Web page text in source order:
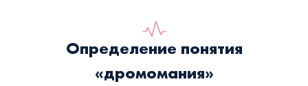
Определение понятия
«дромомания»